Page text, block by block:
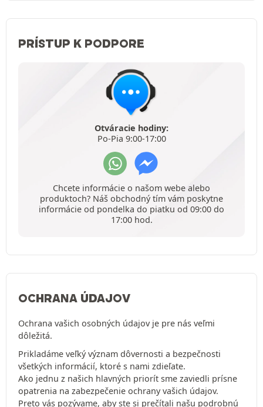
PRÍSTUP K PODPORE
Otváracie hodiny:
Po-Pia 9:00-17:00
Chcete informácie o našom webe alebo
produktoch? Náš obchodný tím vám poskytne
informácie od pondelka do piatku od 09:00 do
17:00 hod.
OCHRANA ÚDAJOV
Ochrana vašich osobných údajov je pre nás veľmi
dôležitá.
Prikladáme veľký význam dôvernosti a bezpečnosti
všetkých informácií, ktoré s nami zdieľate.
Ako jednu z našich hlavných priorít sme zaviedli prísne
opatrenia na zabezpečenie ochrany vašich údajov.
Preto vás pozývame, aby ste si prečítali našu podrobnú